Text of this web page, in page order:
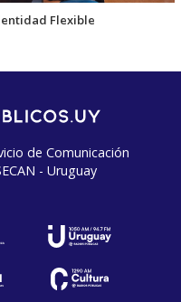
Flexible
de Comunicación
- Uruguay